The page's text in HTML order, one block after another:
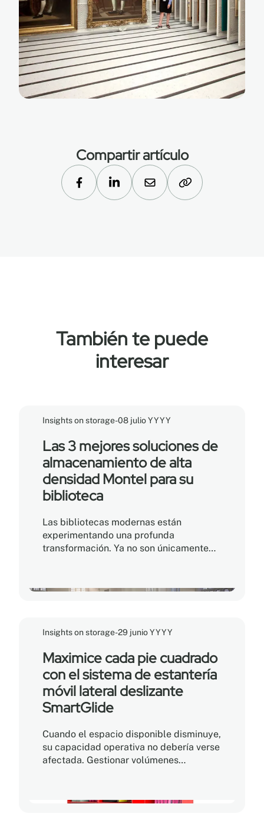
Compartir artículo
También te puede
interesar
Insights on storage-08 julio YYYY
Las 3 mejores soluciones de
almacenamiento de alta
densidad Montel para su
biblioteca
Las bibliotecas modernas están
experimentando una profunda
transformación. Ya no son únicamente
verdaderos centros comunitarios,
de bibliotecas y los responsables de las
instalaciones, esta evolución plantea un
desafío muy real: ¿cómo ampliar los
espacios destinados a las actividades
comunitarias sin comprometer la
integridad de las colecciones físicas?
Insights on storage-29 junio YYYY
Maximice cada pie cuadrado
con el sistema de estantería
móvil lateral deslizante
SmartGlide
Cuando el espacio disponible disminuye,
su capacidad operativa no debería verse
afectada. Gestionar volúmenes
inventario esencial en un espacio